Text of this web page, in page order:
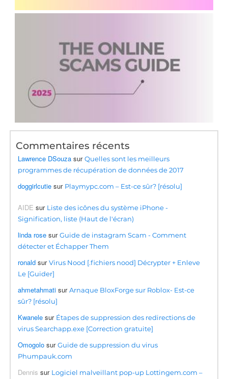
Commentaires récents
Lawrence DSouza surQuelles sont les meilleurs
programmes de récupération de données de 2017
doggirlcutie sur Playmypc.com – Est-ce sûr? [résolu]
AIDE sur Liste des icônes du système iPhone -
Signification, liste (Haut de l'écran)
linda rose surGuide de instagram Scam - Comment
détecter et Échapper Them
ronald surVirus Nood [.fichiers nood] Décrypter + Enleve
Le [Guider]
ahmetahmati surArnaque BloxForge sur Roblox- Est-ce
sûr? [résolu]
Kwanele sur Étapes de suppression des redirections de
virus Searchapp.exe [Correction gratuite]
Omogolo surGuide de suppression du virus
Phumpauk.com
Dennis sur Logiciel malveillant pop-up Lottingem.com –